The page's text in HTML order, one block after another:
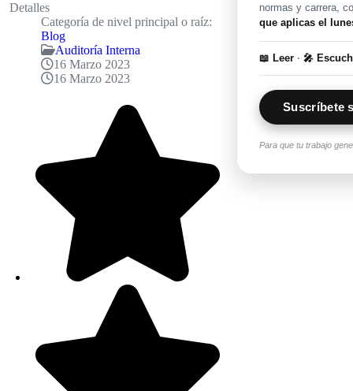
Detalles
Categoría de nivel principal o raíz:
Blog
Auditoría Interna
16 Marzo 2023
16 Marzo 2023
normas y carrera,
que aplicas el
📖 Leer · 🎤
Suscríbete
Para que tu trabajo